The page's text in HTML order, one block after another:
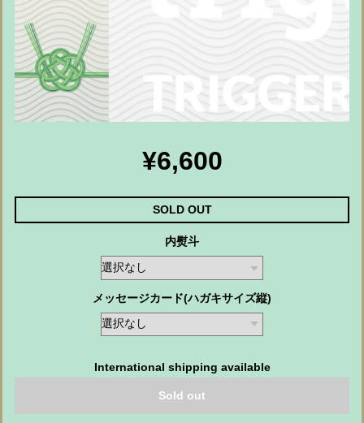
¥6,600
SOLD OUT
内熨斗
メッセージカード(ハガキサイズ縦)
International shipping available
Sold out